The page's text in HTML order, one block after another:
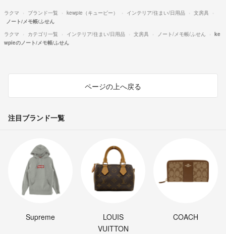
ラクマ ブランド一覧 kewpie（キューピー） インテリア/住まい/日用品
文房具
ノート/メモ帳/ふせん
ラクマ
カテゴリ一覧 インテリア/住まい/日用品 文房具 ノート/メモ帳/ふせん
ke
wpieのノート/メモ帳/ふせん
ページの上へ戻る
注目ブランド一覧
Supreme
LOUIS
VUITTON
COACH